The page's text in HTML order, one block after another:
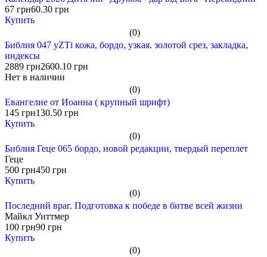
67 грн60.30 грн
Купить
(0)
Библия 047 уZТi кожа, бордо, узкая. золотой срез, закладка,
индексы
2889 грн2600.10 грн
Нет в наличии
(0)
Евангелие от Иоанна ( крупный шрифт)
145 грн130.50 грн
Купить
(0)
Библия Геце 065 бордо, новой редакции, твердый переплет
Геце
500 грн450 грн
Купить
(0)
Последний враг. Подготовка к победе в битве всей жизни
Майкл Уиттмер
100 грн90 грн
Купить
(0)